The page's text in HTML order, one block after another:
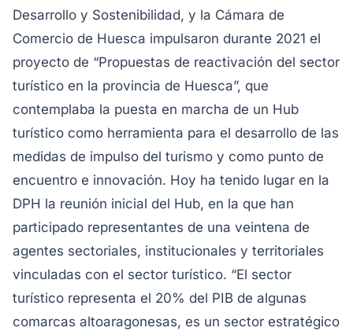
Desarrollo y Sostenibilidad, y la Cámara de
Comercio de Huesca impulsaron durante 2021 el
proyecto de “Propuestas de reactivación del sector
turístico en la provincia de Huesca”, que
contemplaba la puesta en marcha de un Hub
turístico como herramienta para el desarrollo de las
medidas de impulso del turismo y como punto de
encuentro e innovación. Hoy ha tenido lugar en la
DPH la reunión inicial del Hub, en la que han
participado representantes de una veintena de
agentes sectoriales, institucionales y territoriales
vinculadas con el sector turístico. “El sector
turístico representa el 20% del PIB de algunas
comarcas altoaragonesas, es un sector estratégico